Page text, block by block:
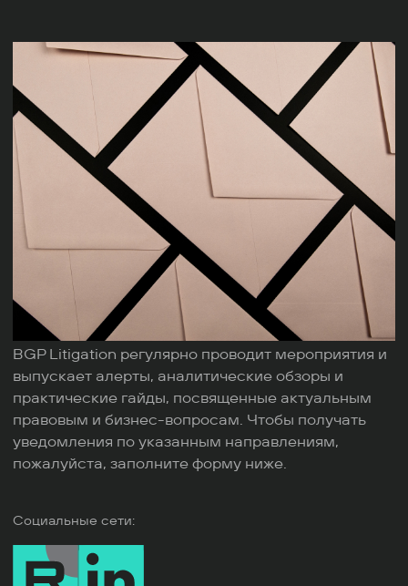
BGP Litigation регулярно проводит мероприятия и
выпускает алерты, аналитические обзоры и
практические гайды, посвященные актуальным
правовым и бизнес-вопросам. Чтобы получать
уведомления по указанным направлениям,
пожалуйста, заполните форму ниже.
Социальные сети: